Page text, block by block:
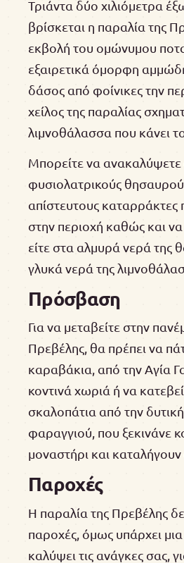
Τριάντα δύο χιλιόμετρα
βρίσκεται η παραλία της
εκβολή του ομώνυμου
εξαιρετικά όμορφη
δάσος από φοίνικες την
χείλος της παραλίας
λιμνοθάλασσα που κάνει
Μπορείτε να ανακαλύψετε
φυσιολατρικούς
απίστευτους
στην περιοχή καθώς και
είτε στα αλμυρά νερά της
γλυκά νερά της
Πρόσβαση
Για να μεταβείτε στην
Πρεβέλης, θα πρέπει να
καραβάκια, από την Αγία
κοντινά χωριά ή να
σκαλοπάτια από την
φαραγγιού, που ξεκινάνε
μοναστήρι και
Παροχές
Η παραλία της Πρεβέλης
παροχές, όμως υπάρχει
καλύψει τις ανάγκες σας,